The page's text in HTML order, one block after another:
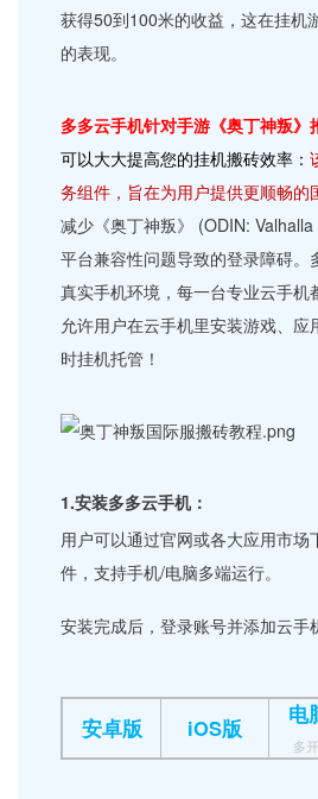
获得50到100米的收益，这在挂机
的表现。
多多云手机针对手游《奥丁神叛》
可以大大提高您的挂机搬砖效率：
务组件，旨在为用户提供更顺畅的
减少《奥丁神叛》 (ODIN:
平台兼容性问题导致的登录障碍。
真实手机环境，每一台专业云手机
允许用户在云手机里安装游戏、应
时挂机托管！
1.安装多多云手机：
用户可以通过官网或各大应用市场
件，支持手机/电脑多端运行。
安装完成后，登录账号并添加云手
安卓版 iOS版 电
多